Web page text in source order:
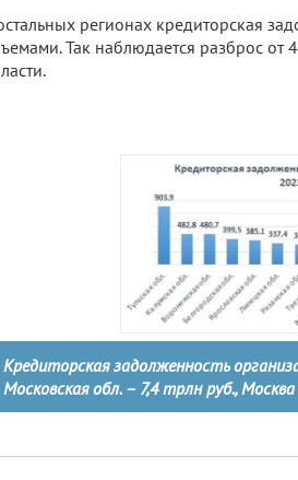
регионах кредиторская
Так наблюдается разброс от
Кредиторская задолженность
Московская обл. – 7,4 трлн руб.,